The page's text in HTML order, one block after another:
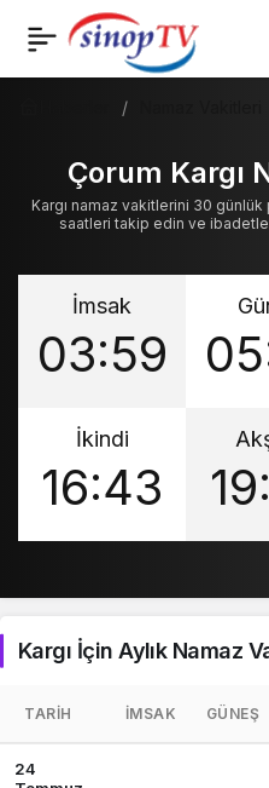
Çorum Kargı
Kargı namaz vakitlerini 30
saatleri takip edin ve
İmsak
03:59
İkindi
16:43
Kargı İçin Aylık Namaz
TARIH İMSAK GÜNEŞ
24